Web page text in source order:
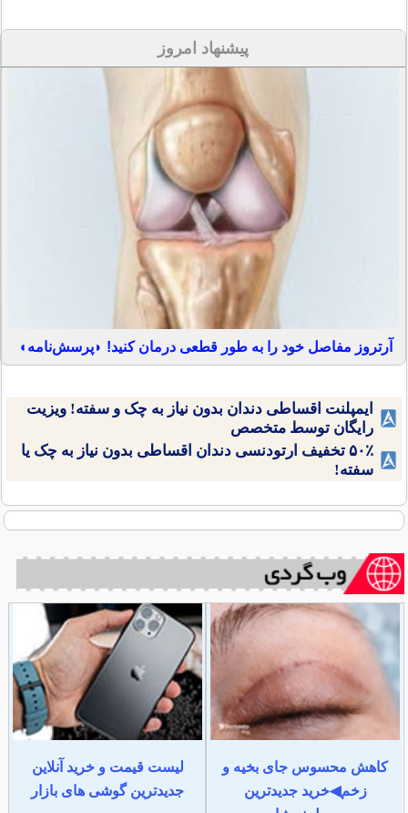
پیشنهاد امروز
آرتروز مفاصل خود را به طور قطعی درمان کنید! ◗پرسش‌نامه◖
ایمپلنت اقساطی دندان بدون نیاز به چک و سفته! ویزیت
رایگان توسط متخصص
۵۰٪ تخفیف ارتودنسی دندان اقساطی بدون نیاز به چک یا
سفته!
کاهش محسوس جای بخیه و
زخم◀خرید جدیدترین
لیست قیمت و خرید آنلاین
جدیدترین گوشی های بازار